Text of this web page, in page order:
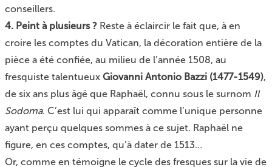
conseillers.
4. Peint à plusieurs ? Reste à éclaircir le fait que, à en
croire les comptes du Vatican, la décoration entière de la
pièce a été confiée, au milieu de l’année 1508, au
fresquiste talentueux Giovanni Antonio Bazzi (1477-1549),
de six ans plus âgé que Raphaël, connu sous le surnom Il
Sodoma. C’est lui qui apparaît comme l’unique personne
ayant perçu quelques sommes à ce sujet. Raphaël ne
figure, en ces comptes, qu’à dater de 1513…
Or, comme en témoigne le cycle des fresques sur la vie de